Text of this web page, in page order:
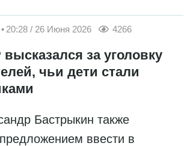
20:28 / 26 Июня 2026 4266
за уголовку
чьи дети стали
Бастрыкин также
ввести в